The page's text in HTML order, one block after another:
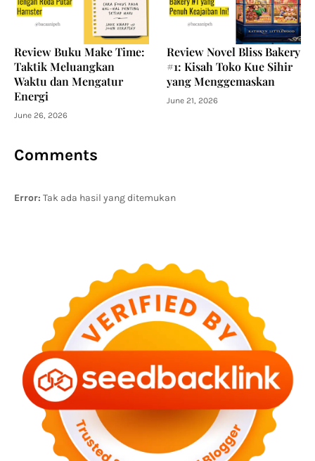
Review Buku Make Time:
Taktik Meluangkan
Waktu dan Mengatur
Energi
June 26, 2026
Review Novel Bliss Bakery
#1: Kisah Toko Kue Sihir
yang Menggemaskan
June 21, 2026
Comments
Error: Tak ada hasil yang ditemukan